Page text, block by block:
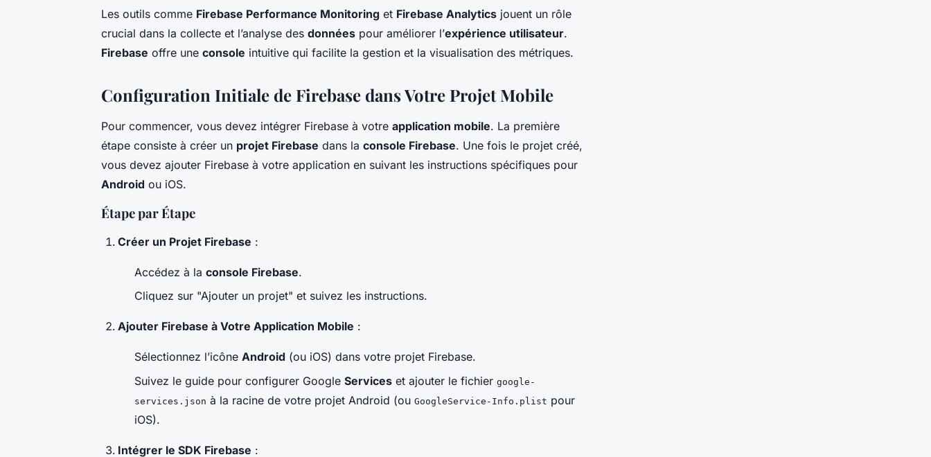
Les outils comme Firebase Performance Monitoring et Firebase Analytics jouent un rôle
crucial dans la collecte et l’analyse des données pour améliorer l’expérience utilisateur.
Firebase offre une console intuitive qui facilite la gestion et la visualisation des métriques.
Configuration Initiale de Firebase dans Votre Projet Mobile
Pour commencer, vous devez intégrer Firebase à votre application mobile. La première
étape consiste à créer un projet Firebase dans la console Firebase. Une fois le projet créé,
vous devez ajouter Firebase à votre application en suivant les instructions spécifiques pour
Android ou iOS.
Étape par Étape
Créer un Projet Firebase :
Accédez à la console Firebase.
Cliquez sur "Ajouter un projet" et suivez les instructions.
Ajouter Firebase à Votre Application Mobile :
Sélectionnez l’icône Android (ou iOS) dans votre projet Firebase.
Suivez le guide pour configurer Google Services et ajouter le fichier google-
services.json à la racine de votre projet Android (ou GoogleService-Info.plist pour
iOS).
Intégrer le SDK Firebase :